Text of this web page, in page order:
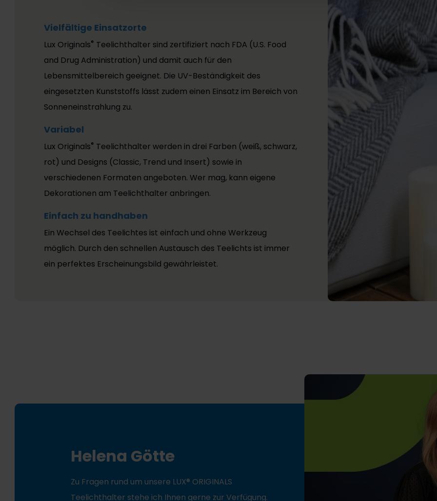
Vielfältige Einsatzorte
Lux Originals® Teelichthalter sind zertifiziert nach FDA (U.S. Food
and Drug Administration) und damit auch für den
Lebensmittelbereich geeignet. Die UV-Beständigkeit des
eingesetzten Kunststoffs lässt zudem einen Einsatz im Bereich von
Sonneneinstrahlung zu.
Variabel
Lux Originals® Teelichthalter werden in drei Farben (weiß, schwarz,
rot) und Designs (Classic, Trend und Insert) sowie in
verschiedenen Formaten angeboten. Wer mag, kann eigene
Dekorationen am Teelichthalter anbringen.
Einfach zu handhaben
Ein Wechsel des Teelichtes ist einfach und ohne Werkzeug
möglich. Durch den schnellen Austausch des Teelichts ist immer
ein perfektes Erscheinungsbild gewährleistet.
Helena Götte
Zu Fragen rund um unsere LUX® ORIGINALS
Teelichthalter stehe ich Ihnen gerne zur Verfügung.